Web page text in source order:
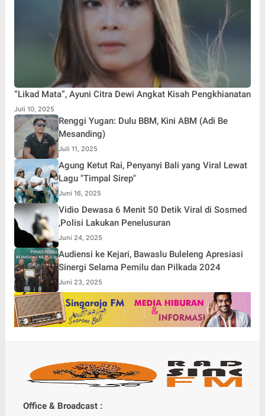
“Likad Mata”, Ayuni Citra Dewi Angkat Kisah Pengkhianatan
Juli 10, 2025
Renggi Yugan: Dulu BBM, Kini ABM (Adi Be
Mesanding)
Juli 11, 2025
Agung Ketut Rai, Penyanyi Bali yang Viral Lewat
Lagu "Timpal Sirep"
Juni 16, 2025
Vidio Dewasa 6 Menit 50 Detik Viral di Sosmed
,Polisi Lakukan Penelusuran
Juni 24, 2025
Audiensi ke Kejari, Bawaslu Buleleng Apresiasi
Sinergi Selama Pemilu dan Pilkada 2024
Juni 23, 2025
Office & Broadcast :